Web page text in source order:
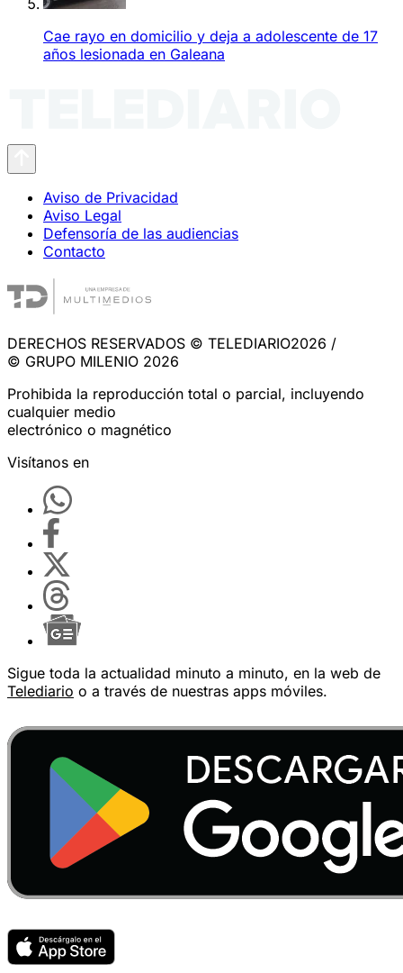
Cae rayo en domicilio y deja a adolescente de 17
años lesionada en Galeana
Aviso de Privacidad
Aviso Legal
Defensoría de las audiencias
Contacto
DERECHOS RESERVADOS © TELEDIARIO2026 /
© GRUPO MILENIO 2026
Prohibida la reproducción total o parcial, incluyendo
cualquier medio
electrónico o magnético
Visítanos en
Sigue toda la actualidad minuto a minuto, en la web de
Telediario o a través de nuestras apps móviles.